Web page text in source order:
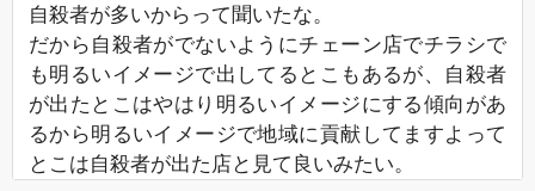
自殺者が多いからって聞いたな。
だから自殺者がでないようにチェーン店でチラシで
も明るいイメージで出してるとこもあるが、自殺者
が出たとこはやはり明るいイメージにする傾向があ
るから明るいイメージで地域に貢献してますよって
とこは自殺者が出た店と見て良いみたい。